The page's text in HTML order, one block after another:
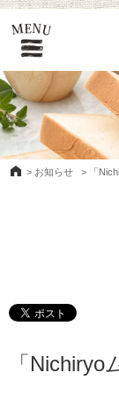
> お知らせ > 「
「